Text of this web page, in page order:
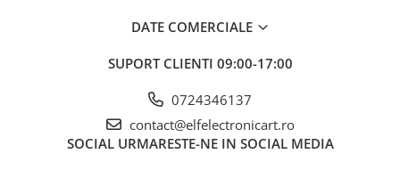
DATE COMERCIALE
SUPORT CLIENTI 09:00-17:00
0724346137
contact@elfelectronicart.ro
SOCIAL URMARESTE-NE IN SOCIAL MEDIA